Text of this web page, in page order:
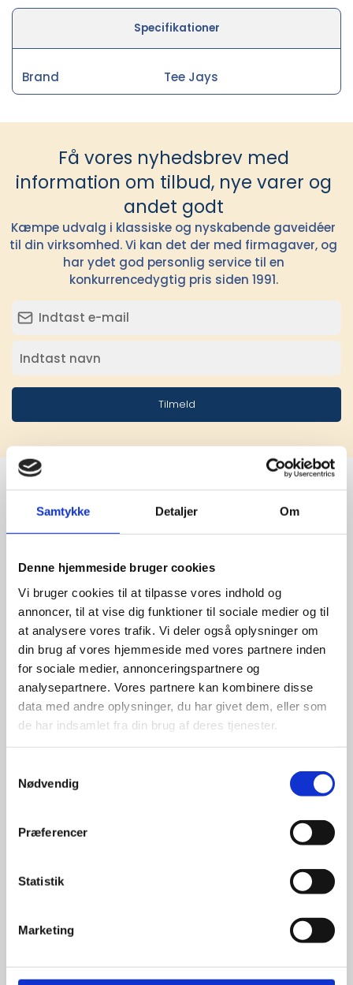
Samtykke Detaljer Om
Denne hjemmeside bruger cookies
Vi bruger cookies til at tilpasse vores indhold og
annoncer, til at vise dig funktioner til sociale medier og til
at analysere vores trafik. Vi deler også oplysninger om
din brug af vores hjemmeside med vores partnere inden
for sociale medier, annonceringspartnere og
analysepartnere. Vores partnere kan kombinere disse
data med andre oplysninger, du har givet dem, eller som
de har indsamlet fra din brug af deres tjenester.
Nødvendig
Præferencer
Statistik
Marketing
Specifikationer
Brand Tee Jays
Få vores nyhedsbrev med
information om tilbud, nye varer og
andet godt
Kæmpe udvalg i klassiske og nyskabende gaveidéer
til din virksomhed. Vi kan det der med firmagaver, og
har ydet god personlig service til en
konkurrencedygtig pris siden 1991.
Tilmeld
Stærke
leverandører
giver større
udvalg
For at sikre høj kvalitet og stor
leveringssikkerhed samarbejder vi
med de største og mest
anerkendte leverandører inden for
idé til et konkret produkt, eller et